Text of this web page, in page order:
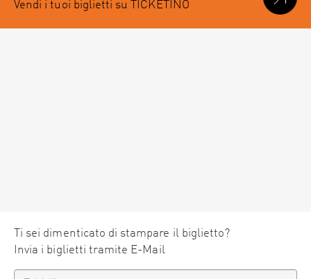
Vendi i tuoi biglietti su TICKETINO
Ti sei dimenticato di stampare il biglietto?
Invia i biglietti tramite E-Mail